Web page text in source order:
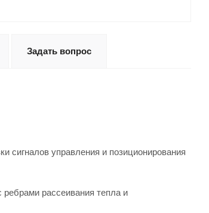
Задать вопрос
сигналов управления и позиционирования
рассеивания тепла и